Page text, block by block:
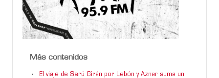
Más contenidos
El viaje de Serú Girán por Lebón y Aznar suma un